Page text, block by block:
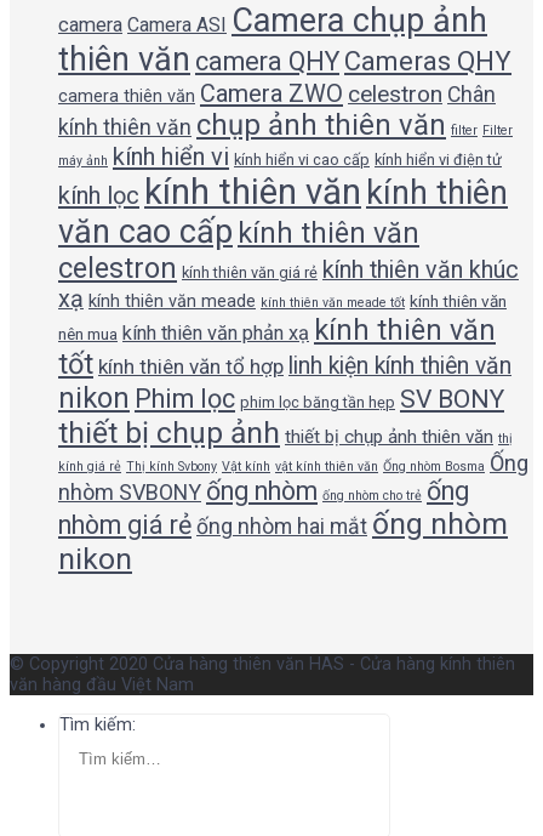
camera Camera ASI Camera chụp ảnh
thiên văn camera QHY Cameras QHY
camera thiên văn Camera ZWO celestron Chân
kính thiên văn chụp ảnh thiên văn filter Filter
máy ảnh kính hiển vi kính hiển vi cao cấp kính hiển vi điện tử
kính lọc kính thiên văn kính thiên
văn cao cấp kính thiên văn
celestron kính thiên văn giá rẻ kính thiên văn khúc
xạ kính thiên văn meade kính thiên văn meade tốt kính thiên văn
nên mua kính thiên văn phản xạ kính thiên văn
tốt kính thiên văn tổ hợp linh kiện kính thiên văn
nikon Phim lọc phim lọc băng tần hẹp SV BONY
thiết bị chụp ảnh thiết bị chụp ảnh thiên văn thị
kính giá rẻ Thị kính Svbony Vật kính vật kính thiên văn Ống nhòm Bosma Ống
nhòm SVBONY ống nhòm ống nhòm cho trẻ ống
nhòm giá rẻ ống nhòm hai mắt ống nhòm
nikon
© Copyright 2020 Cửa hàng thiên văn HAS - Cửa hàng kính thiên
văn hàng đầu Việt Nam
Tìm kiếm: